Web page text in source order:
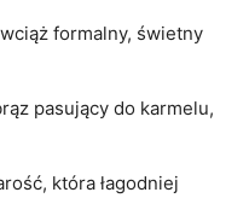
formalny, świetny
pasujący do karmelu,
która łagodniej